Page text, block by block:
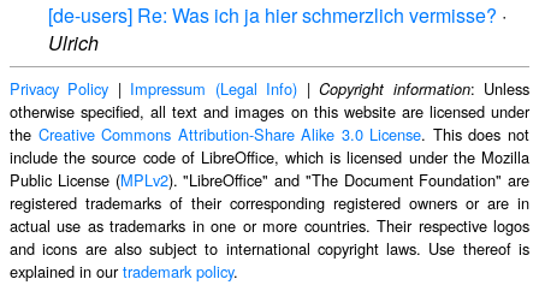
[de-users] Re: Was ich ja hier schmerzlich vermisse? ·
Ulrich
Privacy Policy | Impressum (Legal Info) |Copyright information: Unless
otherwise specified, all text and images on this website are licensed under
the Creative Commons Attribution-Share Alike 3.0 License. This does not
include the source code of LibreOffice, which is licensed under the Mozilla
Public License (MPLv2). "LibreOffice" and "The Document Foundation" are
registered trademarks of their corresponding registered owners or are in
actual use as trademarks in one or more countries. Their respective logos
and icons are also subject to international copyright laws. Use thereof is
explained in ourtrademark policy.